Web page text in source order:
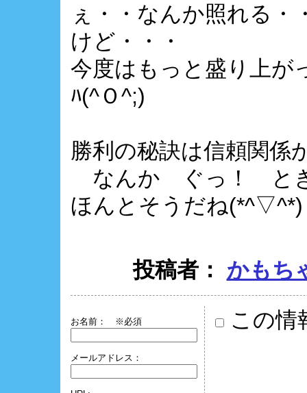
ぇ・・なんか照れる・
けど・・・
今度はもっと盛り上
ﾊ(^Ｏ^;)
勝利の秘訣は信頼関係
なんか ぐっ！ とき
ほんとそうだね(*^▽^*)
投稿者： かもち
お名前： ※必須
メールアドレス：
この情